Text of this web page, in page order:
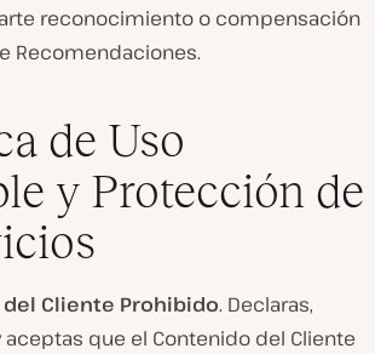
reconocimiento o compensación
Recomendaciones.
de Uso
y Protección de
Cliente Prohibido. Declaras,
aceptas que el Contenido del Cliente